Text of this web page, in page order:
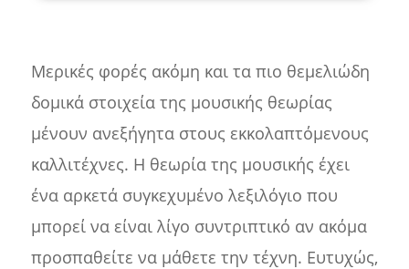
Μερικές φορές ακόμη και τα πιο θεμελιώδη
δομικά στοιχεία της μουσικής θεωρίας
μένουν ανεξήγητα στους εκκολαπτόμενους
καλλιτέχνες. Η θεωρία της μουσικής έχει
ένα αρκετά συγκεχυμένο λεξιλόγιο που
μπορεί να είναι λίγο συντριπτικό αν ακόμα
προσπαθείτε να μάθετε την τέχνη. Ευτυχώς,